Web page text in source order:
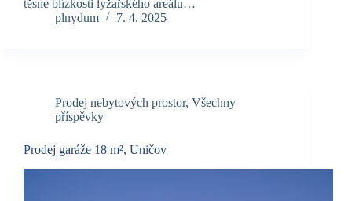
těsné blízkosti lyžařského areálu…
plnydum
7. 4. 2025
Prodej nebytových prostor, Všechny
příspěvky
Prodej garáže 18 m², Uničov